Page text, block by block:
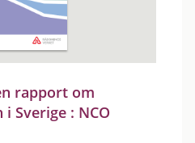
rapport om
Sverige : NCO